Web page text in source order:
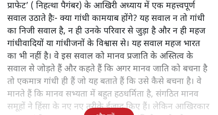
प्राफेट’ ( निहत्था पैगंबर) के आखिरी अध्याय में एक महत्त्वपूर्ण
सवाल उठाते हैः- क्या गांधी कामयाब होंगे? यह सवाल न तो गांधी
का निजी सवाल है, न ही उनके परिवार से जुड़ा है और न ही महज
गांधीवादियों या गांधीजनों के विश्वास से। यह सवाल महज भारत
का भी नहीं है। वे इस सवाल को मानव प्रजाति के अस्तित्व के
सवाल से जोड़ते हैं और कहते हैं कि अगर मानव जाति को बचना है
तो एकमात्र गांधी ही हैं जो यह बताते हैं कि उसे कैसे बचना है। वे
मानते हैं कि मानव सभ्यता में बहुत हठधर्मिता है, संगठित मानव
समूहों ने हिंसा के नए नए तरीके ईजाद किए हैं। लेकिन आखिरकार